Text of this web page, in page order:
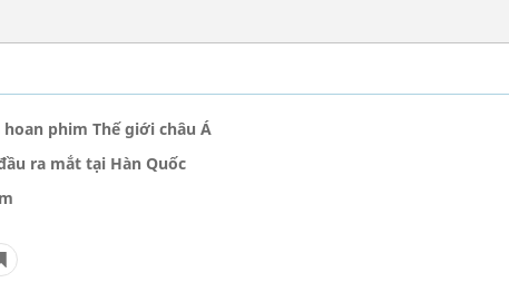
phim Thế giới châu Á
ra mắt tại Hàn Quốc